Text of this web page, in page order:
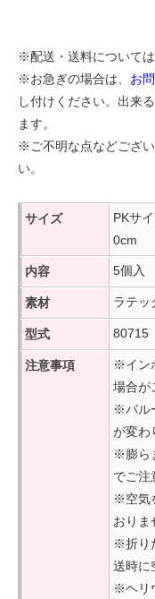
※配送・送料については
※お急ぎの場合は、 お
し付けください。出来
ます。
※ご不明な点などござ
い。
サイズ
PKサ
0cm
内容 5個入
素材 ラテッ
型式 80715
注意事項
※イン
場合が
※バル
が変わ
※膨ら
でご注
※空気
おりま
※折り
送時に
※ヘリ